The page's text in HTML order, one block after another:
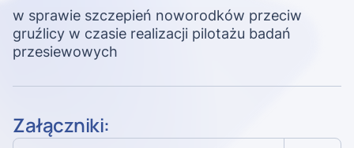
w sprawie szczepień noworodków przeciw
gruźlicy w czasie realizacji pilotażu badań
przesiewowych
Załączniki: